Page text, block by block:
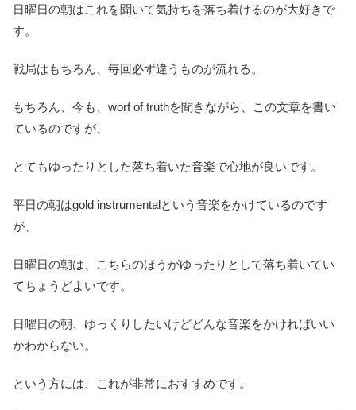
日曜日の朝はこれを聞いて気持ちを落ち着けるのが大好きで
す。
戦局はもちろん、毎回必ず違うものが流れる。
もちろん、今も、worf of truthを聞きながら、この文章を書い
ているのですが、
とてもゆったりとした落ち着いた音楽で心地が良いです。
平日の朝はgold instrumentalという音楽をかけているのです
が、
日曜日の朝は、こちらのほうがゆったりとして落ち着いてい
てちょうどよいです。
日曜日の朝、ゆっくりしたいけどどんな音楽をかければいい
かわからない。
という方には、これが非常におすすめです。